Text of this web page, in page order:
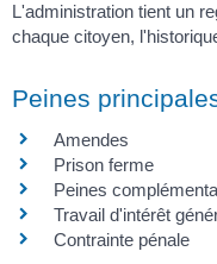
L'administration tient un
chaque citoyen,
Peines
Amendes
Prison ferme
Peines
Travail d'intérêt
Contrainte pénale